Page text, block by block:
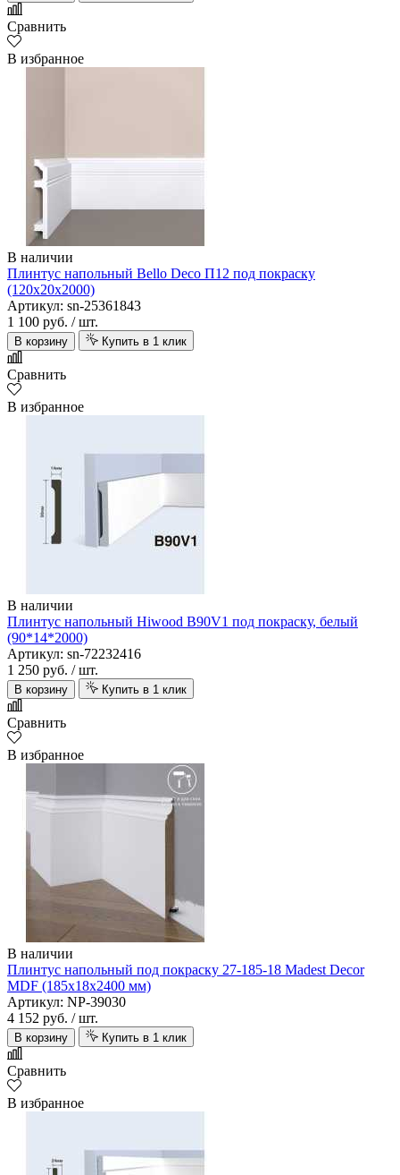
Сравнить
В избранное
В наличии
Плинтус напольный Bello Deco П12 под покраску
(120х20х2000)
Артикул: sn-25361843
1 100 руб. / шт.
В корзину Купить в 1 клик
Сравнить
В избранное
В наличии
Плинтус напольный Hiwood B90V1 под покраску, белый
(90*14*2000)
Артикул: sn-72232416
1 250 руб. / шт.
В корзину Купить в 1 клик
Сравнить
В избранное
В наличии
Плинтус напольный под покраску 27-185-18 Madest Decor
MDF (185х18х2400 мм)
Артикул: NP-39030
4 152 руб. / шт.
В корзину Купить в 1 клик
Сравнить
В избранное